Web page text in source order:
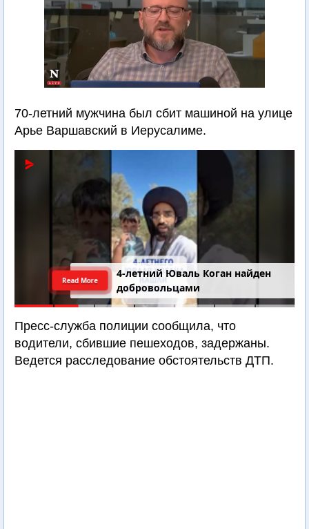
70-летний мужчина был сбит машиной на улице
Арье Варшавский в Иерусалиме.
4-летний Юваль Коган найден
добровольцами
Read More
Пресс-служба полиции сообщила, что
водители, сбившие пешеходов, задержаны.
Ведется расследование обстоятельств ДТП.